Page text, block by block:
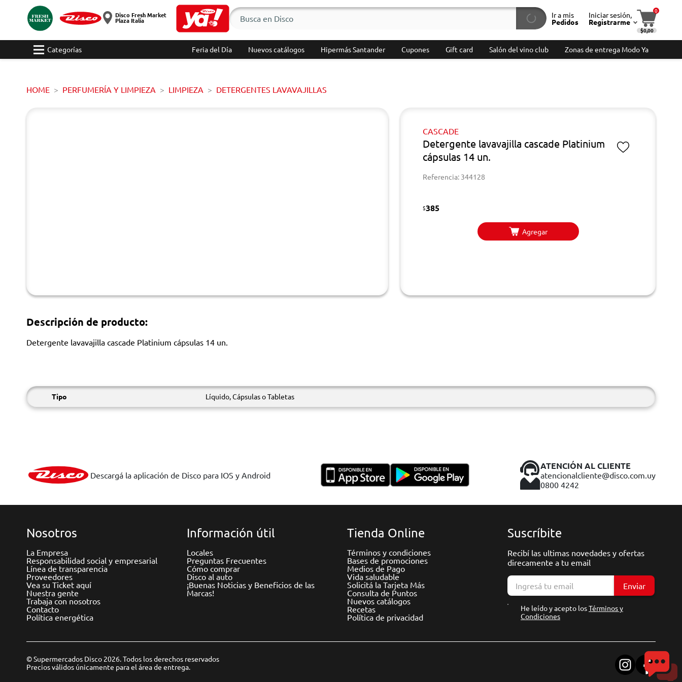
Disco Fresh Market
Plaza Italia
Ir a mis
Pedidos
Iniciar sesión,
Registrarme
0
$0,00
Categorías Feria del Día Nuevos catálogos Hipermás Santander Cupones Gift card Salón del vino club Zonas de entrega Modo Ya
HOME PERFUMERÍA Y LIMPIEZA LIMPIEZA DETERGENTES LAVAVAJILLAS
CASCADE
Detergente lavavajilla cascade Platinium
cápsulas 14 un.
Referencia: 344128
$385
Agregar
Descripción de producto:
Detergente lavavajilla cascade Platinium cápsulas 14 un.
Tipo Líquido, Cápsulas o Tabletas
Descargá la aplicación de Disco para IOS y Android
ATENCIÓN AL CLIENTE
atencionalcliente@disco.com.uy
0800 4242
Nosotros
La Empresa
Responsabilidad social y empresarial
Línea de transparencia
Proveedores
Vea su Ticket aquí
Nuestra gente
Trabaja con nosotros
Contacto
Política energética
Información útil
Locales
Preguntas Frecuentes
Cómo comprar
Disco al auto
¡Buenas Noticias y Beneficios de las
Marcas!
Tienda Online
Términos y condiciones
Bases de promociones
Medios de Pago
Vida saludable
Solicitá la Tarjeta Más
Consulta de Puntos
Nuevos catálogos
Recetas
Política de privacidad
Suscríbite
Recibí las ultimas novedades y ofertas
direcamente a tu email
Enviar
He leído y acepto losTérminos y
Condiciones
© Supermercados Disco 2026. Todos los derechos reservados
Precios válidos únicamente para el área de entrega.